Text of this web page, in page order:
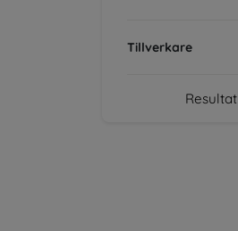
Tillverkare
Resultat